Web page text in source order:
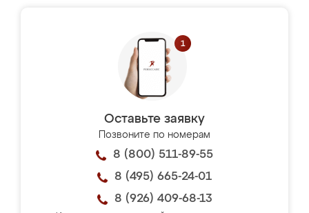
Оставьте заявку
Позвоните по номерам
8 (800) 511-89-55
8 (495) 665-24-01
8 (926) 409-68-13